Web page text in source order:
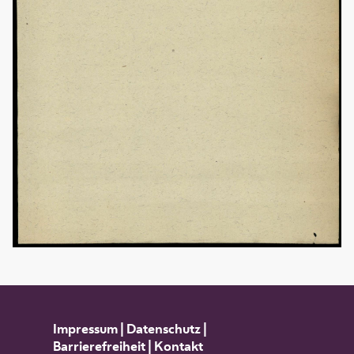
Impressum| Datenschutz|
Barrierefreiheit| Kontakt